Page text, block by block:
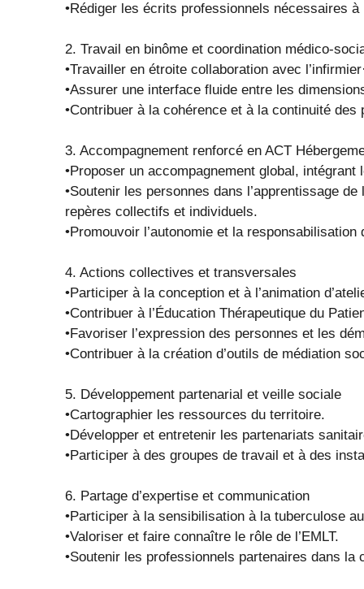
•Rédiger les écrits professionnels nécessaires
2. Travail en binôme et coordination médico-
•Travailler en étroite collaboration avec
•Assurer une interface fluide entre les
•Contribuer à la cohérence et à la continuité
3. Accompagnement renforcé en ACT
•Proposer un accompagnement global,
•Soutenir les personnes dans l’apprentissage
repères collectifs et individuels.
•Promouvoir l’autonomie et la
4. Actions collectives et transversales
•Participer à la conception et à l’animation
•Contribuer à l’Éducation Thérapeutique du
•Favoriser l’expression des personnes et les
•Contribuer à la création d’outils de médiation
5. Développement partenarial et veille sociale
•Cartographier les ressources du territoire.
•Développer et entretenir les partenariats
•Participer à des groupes de travail et à des
6. Partage d’expertise et communication
•Participer à la sensibilisation à la tuberculose
•Valoriser et faire connaître le rôle de l’EMLT.
•Soutenir les professionnels partenaires dans